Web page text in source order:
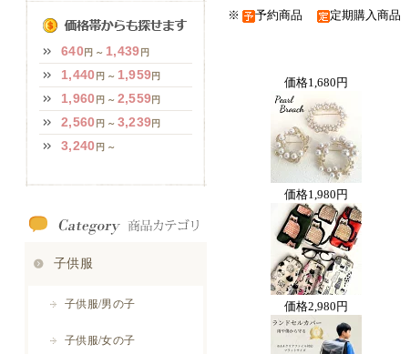
※ 予約商品 定期購入商品
価格1,680円
価格1,980円
価格2,980円